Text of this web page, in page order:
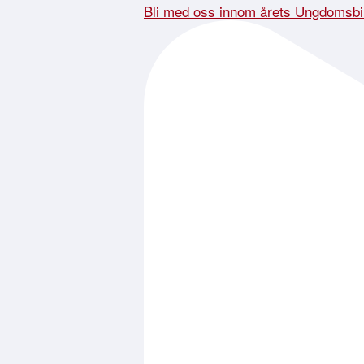
Bli med oss innom årets